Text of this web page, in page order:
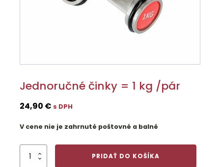
Jednoručné činky = 1 kg /pár
24,90 € s DPH
V cene nie je zahrnuté poštovné a balné
množstvo
Jednoručné
PRIDAŤ DO KOŠÍKA